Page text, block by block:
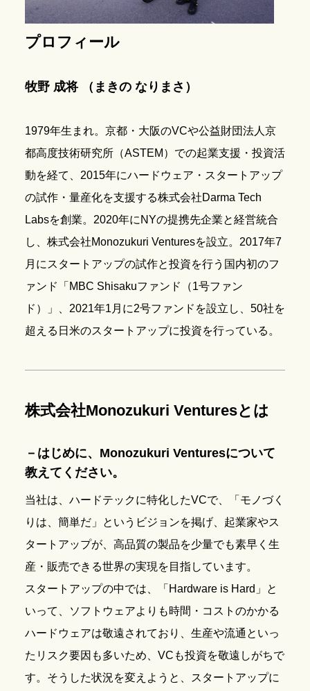
プロフィール
牧野 成将 （まきの なりまさ）
1979年生まれ。京都・大阪のVCや公益財団法人京
都高度技術研究所（ASTEM）での起業支援・投資活
動を経て、2015年にハードウェア・スタートアップ
の試作・量産化を支援する株式会社Darma Tech
Labsを創業。2020年にNYの提携先企業と経営統合
し、株式会社Monozukuri Venturesを設立。2017年7
月にスタートアップの試作と投資を行う国内初のフ
ァンド「MBC Shisakuファンド（1号ファン
ド）」、2021年1月に2号ファンドを設立し、50社を
超える日米のスタートアップに投資を行っている。
株式会社Monozukuri Venturesとは
－はじめに、Monozukuri Venturesについて
教えてください。
当社は、ハードテックに特化したVCで、「モノづく
りは、簡単だ」というビジョンを掲げ、起業家やス
タートアップが、高品質の製品を少量でも素早く生
産・販売できる世界の実現を目指しています。
スタートアップの中では、「Hardware is Hard」と
いって、ソフトウェアよりも時間・コストのかかる
ハードウェアは敬遠されており、生産や流通といっ
たリスク要因も多いため、VCも投資を敬遠しがちで
す。そうした状況を変えようと、スタートアップに